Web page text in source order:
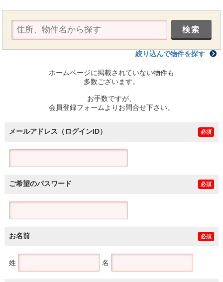
絞り込んで物件を探す
ホームページに掲載されていない物件も
多数ございます。
お手数ですが、
会員登録フォームよりお問合せ下さい。
メールアドレス（ログインID） 必須
ご希望のパスワード 必須
お名前 必須
姓 名